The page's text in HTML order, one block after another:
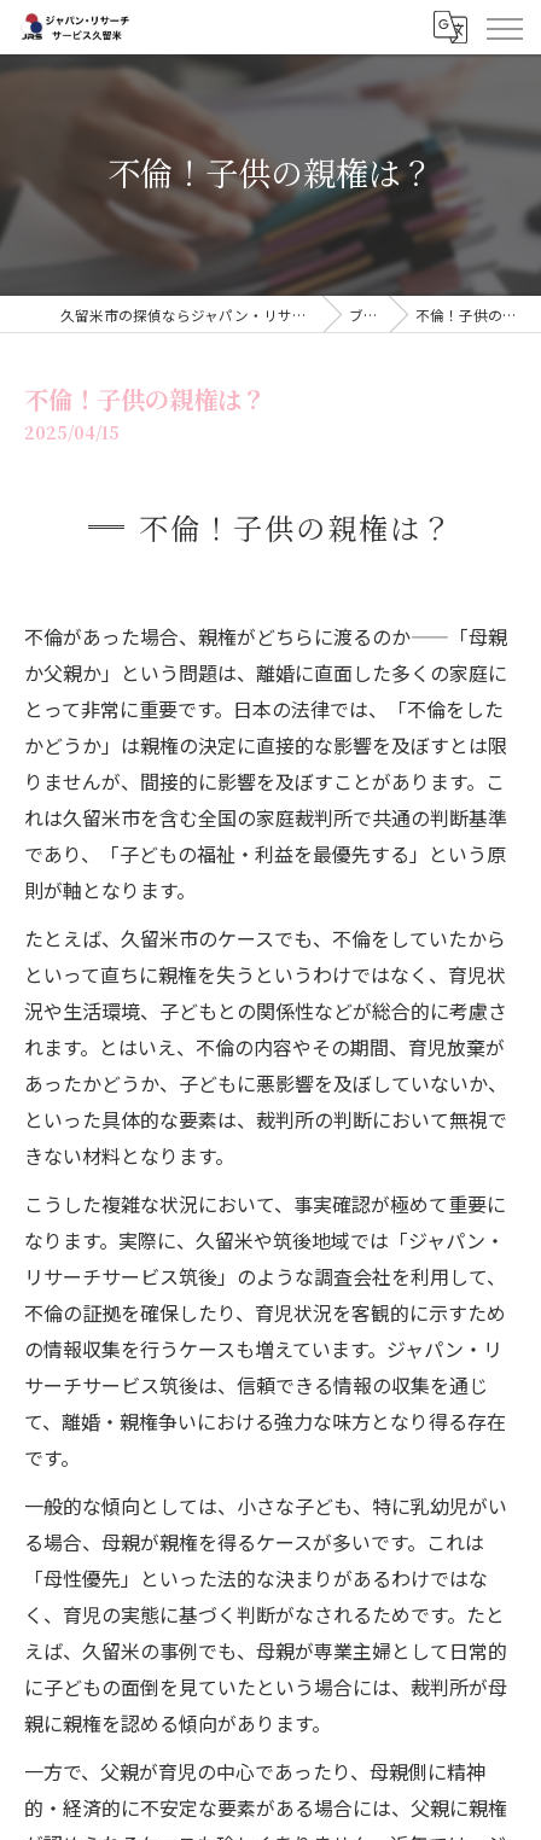
不倫！子供の親権は？
久留米市の探偵ならジャパン・リサーチサービス久留米 ブログ 不倫！子供の親権は？
不倫！子供の親権は？
2025/04/15
不倫！子供の親権は？
不倫があった場合、親権がどちらに渡るのか——「母親
か父親か」という問題は、離婚に直面した多くの家庭に
とって非常に重要です。日本の法律では、「不倫をした
かどうか」は親権の決定に直接的な影響を及ぼすとは限
りませんが、間接的に影響を及ぼすことがあります。こ
れは久留米市を含む全国の家庭裁判所で共通の判断基準
であり、「子どもの福祉・利益を最優先する」という原
則が軸となります。
たとえば、久留米市のケースでも、不倫をしていたから
といって直ちに親権を失うというわけではなく、育児状
況や生活環境、子どもとの関係性などが総合的に考慮さ
れます。とはいえ、不倫の内容やその期間、育児放棄が
あったかどうか、子どもに悪影響を及ぼしていないか、
といった具体的な要素は、裁判所の判断において無視で
きない材料となります。
こうした複雑な状況において、事実確認が極めて重要に
なります。実際に、久留米や筑後地域では「ジャパン・
リサーチサービス筑後」のような調査会社を利用して、
不倫の証拠を確保したり、育児状況を客観的に示すため
の情報収集を行うケースも増えています。ジャパン・リ
サーチサービス筑後は、信頼できる情報の収集を通じ
て、離婚・親権争いにおける強力な味方となり得る存在
です。
一般的な傾向としては、小さな子ども、特に乳幼児がい
る場合、母親が親権を得るケースが多いです。これは
「母性優先」といった法的な決まりがあるわけではな
く、育児の実態に基づく判断がなされるためです。たと
えば、久留米の事例でも、母親が専業主婦として日常的
に子どもの面倒を見ていたという場合には、裁判所が母
親に親権を認める傾向があります。
一方で、父親が育児の中心であったり、母親側に精神
的・経済的に不安定な要素がある場合には、父親に親権